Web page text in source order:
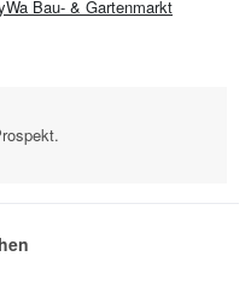
Bau- & Gartenmarkt